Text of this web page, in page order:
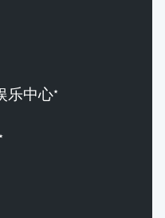
乐中心★